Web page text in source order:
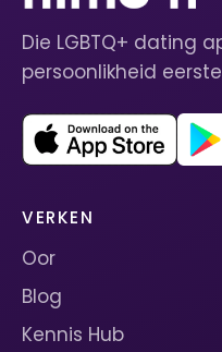
Die LGBTQ+ dating
persoonlikheid
VERKEN
Oor
Blog
Kennis Hub